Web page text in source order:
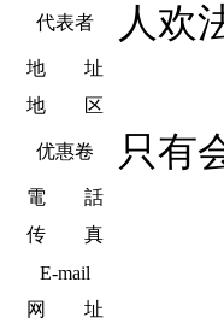
代表者 人欢
地 址
地 区
优惠卷 只有
電 話
传 真
E-mail
网 址